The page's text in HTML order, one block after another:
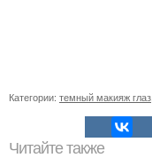
Категории: темный макияж глаз
Читайте также